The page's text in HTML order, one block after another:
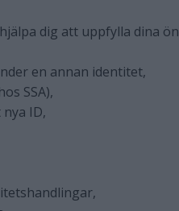
dig att uppfylla dina
en annan identitet,
SSA),
ID,